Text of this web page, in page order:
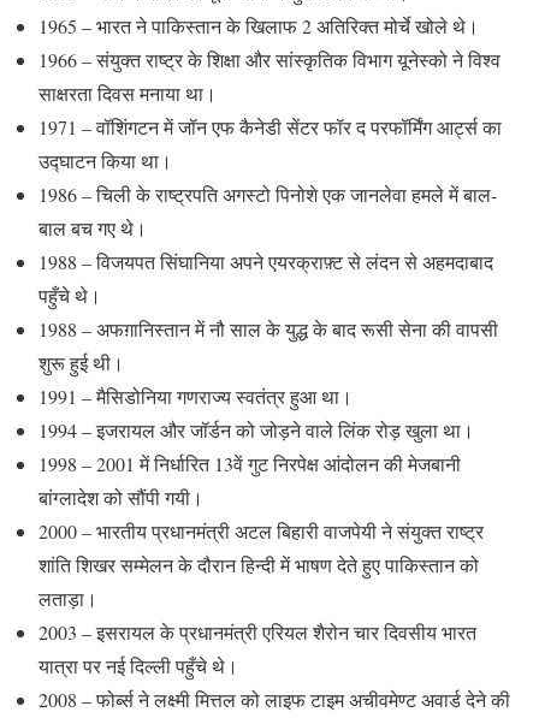
1965 – भारत ने पाकिस्तान के खिलाफ 2 अतिरिक्त मोर्चे खोले थे।
1966 – संयुक्त राष्ट्र के शिक्षा और सांस्कृतिक विभाग यूनेस्को ने विश्व
साक्षरता दिवस मनाया था।
1971 – वॉशिंगटन में जॉन एफ कैनेडी सेंटर फॉर द परफॉर्मिंग आर्ट्स का
उद्घाटन किया था।
1986 – चिली के राष्ट्रपति अगस्टो पिनोशे एक जानलेवा हमले में बाल-
बाल बच गए थे।
1988 – विजयपत सिंघानिया अपने एयरक्राफ़्ट से लंदन से अहमदाबाद
पहुँचे थे।
1988 – अफग़ानिस्तान में नौ साल के युद्ध के बाद रूसी सेना की वापसी
शुरू हुई थी।
1991 – मैसिडोनिया गणराज्य स्वतंत्र हुआ था।
1994 – इजरायल और जॉर्डन को जोड़ने वाले लिंक रोड़ खुला था।
1998 – 2001 में निर्धारित 13वें गुट निरपेक्ष आंदोलन की मेजबानी
बांग्लादेश को सौंपी गयी।
2000 – भारतीय प्रधानमंत्री अटल बिहारी वाजपेयी ने संयुक्त राष्ट्र
शांति शिखर सम्मेलन के दौरान हिन्दी में भाषण देते हुए पाकिस्तान को
लताड़ा।
2003 – इसरायल के प्रधानमंत्री एरियल शैरोन चार दिवसीय भारत
यात्रा पर नई दिल्ली पहुँचे थे।
2008 – फोर्ब्स ने लक्ष्मी मित्तल को लाइफ टाइम अचीवमेण्ट अवार्ड देने की